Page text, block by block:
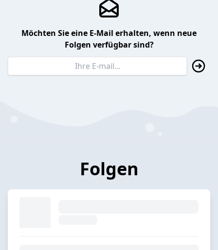
Möchten Sie eine E-Mail erhalten, wenn neue
Folgen verfügbar sind?
Folgen